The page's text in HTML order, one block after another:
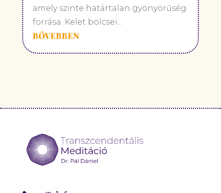
amely szinte határtalan gyönyörűség
forrása. Kelet bölcsei...
BŐVEBBEN